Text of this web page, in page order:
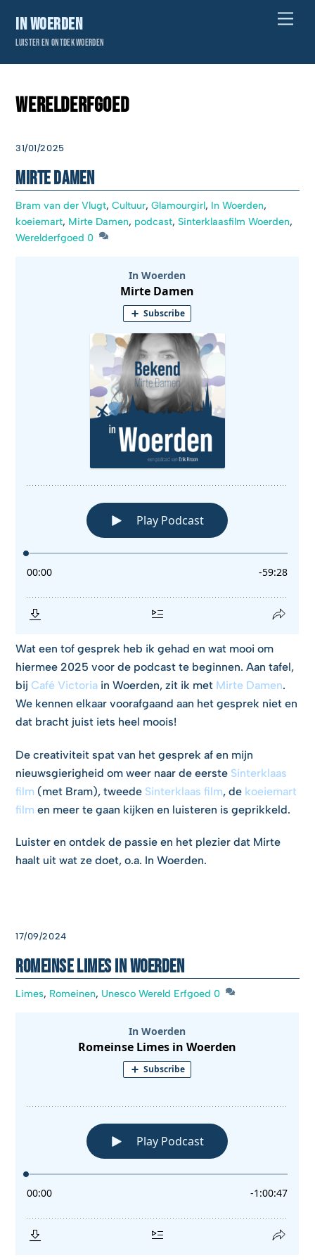
content
In Woerden
Luister en ontdek Woerden
Werelderfgoed
31/01/2025
Mirte Damen
Bram van der Vlugt,Cultuur,Glamourgirl, In Woerden,
koeiemart, Mirte Damen, podcast,Sinterklaasfilm Woerden,
Werelderfgoed 0
Wat een tof gesprek heb ik gehad en wat mooi om
hiermee 2025 voor de podcast te beginnen. Aan tafel,
bijCafé Victoria in Woerden, zit ik met Mirte Damen.
We kennen elkaar voorafgaand aan het gesprek niet en
dat bracht juist iets heel moois!
De creativiteit spat van het gesprek af en mijn
nieuwsgierigheid om weer naar de eerste Sinterklaas
film (met Bram), tweede Sinterklaas film, de koeiemart
film en meer te gaan kijken en luisteren is geprikkeld.
Luister en ontdek de passie en het plezier dat Mirte
haalt uit wat ze doet, o.a. In Woerden.
17/09/2024
Romeinse Limes in Woerden
Limes, Romeinen, Unesco Wereld Erfgoed 0